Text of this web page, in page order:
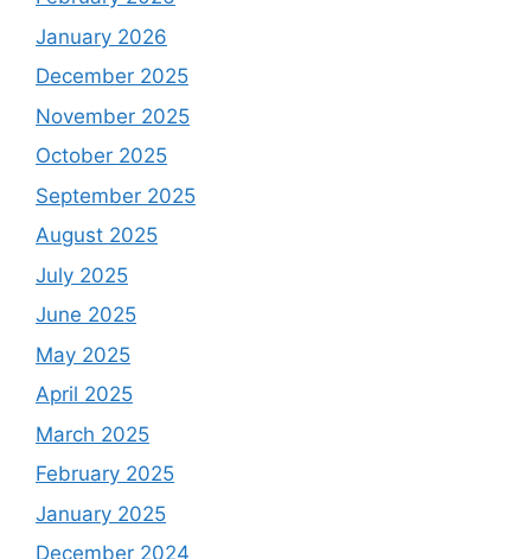
January 2026
December 2025
November 2025
October 2025
September 2025
August 2025
July 2025
June 2025
May 2025
April 2025
March 2025
February 2025
January 2025
December 2024